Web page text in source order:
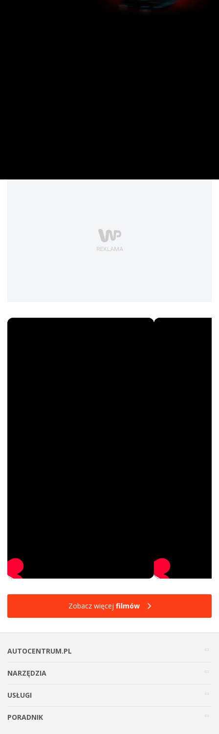
Zobacz więcej filmów
AUTOCENTRUM.PL
NARZĘDZIA
USŁUGI
PORADNIK